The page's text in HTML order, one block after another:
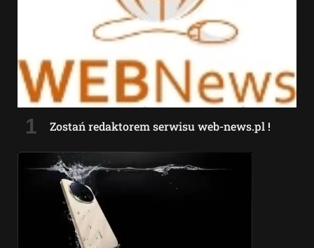
Zostań redaktorem serwisu web-news.pl !